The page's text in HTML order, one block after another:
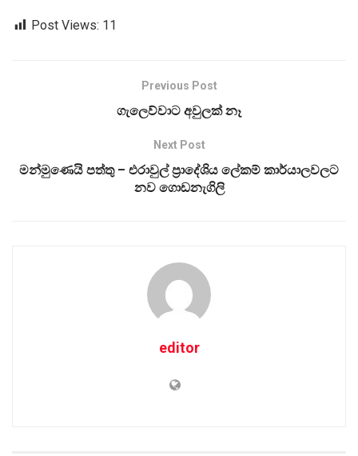
Post Views: 11
Previous Post
ගැලෙව්වාට අවුලක් නෑ
Next Post
මන්මුණෙයි පත්තු – එරාවුල් ප්‍රාදේශිය ලේකම් කාර්යාලවලට
නව ගොඩනැගිලි
editor